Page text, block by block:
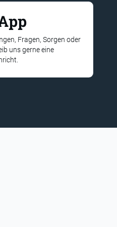
Fragen, Sorgen oder
uns gerne eine